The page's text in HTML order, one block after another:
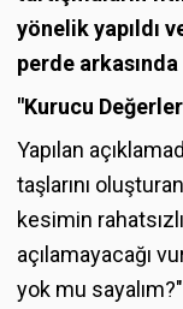
yönelik yapıldı
perde
"Kurucu
Yapılan
taşlarını
kesimin
açılamayacağı
yok mu